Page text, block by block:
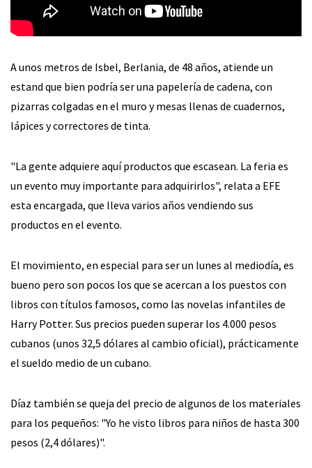
A unos metros de Isbel, Berlania, de 48 años, atiende un
estand que bien podría ser una papelería de cadena, con
pizarras colgadas en el muro y mesas llenas de cuadernos,
lápices y correctores de tinta.
"La gente adquiere aquí productos que escasean. La feria es
un evento muy importante para adquirirlos", relata a EFE
esta encargada, que lleva varios años vendiendo sus
productos en el evento.
El movimiento, en especial para ser un lunes al mediodía, es
bueno pero son pocos los que se acercan a los puestos con
libros con títulos famosos, como las novelas infantiles de
Harry Potter. Sus precios pueden superar los 4.000 pesos
cubanos (unos 32,5 dólares al cambio oficial), prácticamente
el sueldo medio de un cubano.
Díaz también se queja del precio de algunos de los materiales
para los pequeños: "Yo he visto libros para niños de hasta 300
pesos (2,4 dólares)".